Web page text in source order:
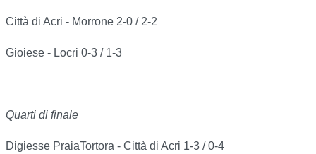
Città di Acri - Morrone 2-0 / 2-2
Gioiese - Locri 0-3 / 1-3
Quarti di finale
Digiesse PraiaTortora - Città di Acri 1-3 / 0-4